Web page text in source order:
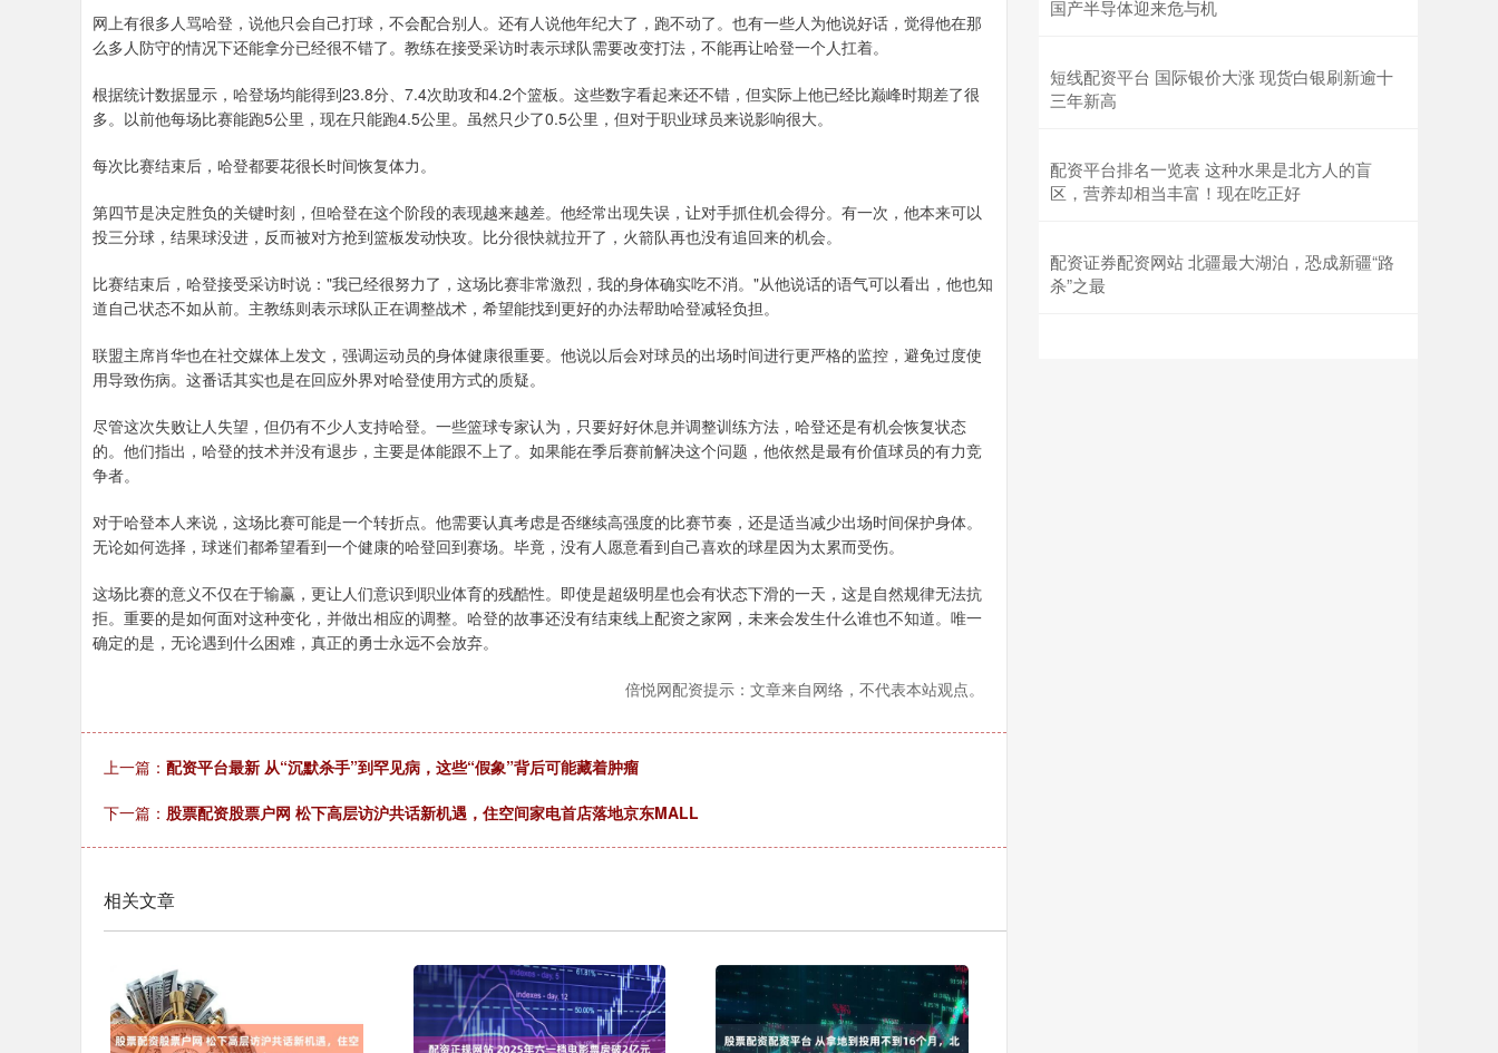
网上有很多人骂哈登，说他只会自己打球，不会配合别人。还有人说他年纪大了，跑不动了。也有一些人为他说好话，觉得他在那
么多人防守的情况下还能拿分已经很不错了。教练在接受采访时表示球队需要改变打法，不能再让哈登一个人扛着。
根据统计数据显示，哈登场均能得到23.8分、7.4次助攻和4.2个篮板。这些数字看起来还不错，但实际上他已经比巅峰时期差了很
多。以前他每场比赛能跑5公里，现在只能跑4.5公里。虽然只少了0.5公里，但对于职业球员来说影响很大。
每次比赛结束后，哈登都要花很长时间恢复体力。
第四节是决定胜负的关键时刻，但哈登在这个阶段的表现越来越差。他经常出现失误，让对手抓住机会得分。有一次，他本来可以
投三分球，结果球没进，反而被对方抢到篮板发动快攻。比分很快就拉开了，火箭队再也没有追回来的机会。
比赛结束后，哈登接受采访时说："我已经很努力了，这场比赛非常激烈，我的身体确实吃不消。"从他说话的语气可以看出，他也知
道自己状态不如从前。主教练则表示球队正在调整战术，希望能找到更好的办法帮助哈登减轻负担。
联盟主席肖华也在社交媒体上发文，强调运动员的身体健康很重要。他说以后会对球员的出场时间进行更严格的监控，避免过度使
用导致伤病。这番话其实也是在回应外界对哈登使用方式的质疑。
尽管这次失败让人失望，但仍有不少人支持哈登。一些篮球专家认为，只要好好休息并调整训练方法，哈登还是有机会恢复状态
的。他们指出，哈登的技术并没有退步，主要是体能跟不上了。如果能在季后赛前解决这个问题，他依然是最有价值球员的有力竞
争者。
对于哈登本人来说，这场比赛可能是一个转折点。他需要认真考虑是否继续高强度的比赛节奏，还是适当减少出场时间保护身体。
无论如何选择，球迷们都希望看到一个健康的哈登回到赛场。毕竟，没有人愿意看到自己喜欢的球星因为太累而受伤。
这场比赛的意义不仅在于输赢，更让人们意识到职业体育的残酷性。即使是超级明星也会有状态下滑的一天，这是自然规律无法抗
拒。重要的是如何面对这种变化，并做出相应的调整。哈登的故事还没有结束线上配资之家网，未来会发生什么谁也不知道。唯一
确定的是，无论遇到什么困难，真正的勇士永远不会放弃。
倍悦网配资提示：文章来自网络，不代表本站观点。
上一篇： 配资平台最新 从“沉默杀手”到罕见病，这些“假象”背后可能藏着肿瘤
下一篇： 股票配资股票户网 松下高层访沪共话新机遇，住空间家电首店落地京东MALL
相关文章
国产半导体迎来危与机
短线配资平台 国际银价大涨 现货白银刷新逾十
三年新高
配资平台排名一览表 这种水果是北方人的盲
区，营养却相当丰富！现在吃正好
配资证券配资网站 北疆最大湖泊，恐成新疆“路
杀”之最